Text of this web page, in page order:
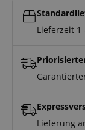
Lieferzeit 1
Lieferung